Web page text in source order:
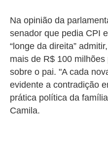
Na opinião da
senador que pedia CPI
“longe da direita”
mais de R$ 100
sobre o pai. "A cada
evidente a contradição
prática política da
Camila.